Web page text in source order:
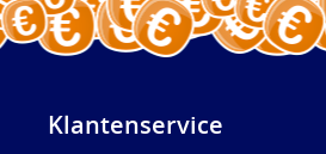
Klantenservice